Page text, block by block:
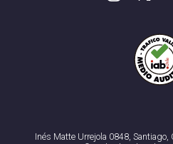
Inés Matte Urrejola 0848,